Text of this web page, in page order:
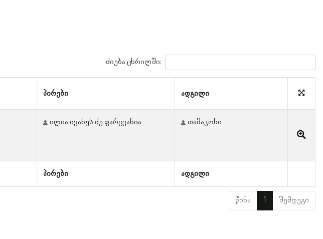
ძიება ცხრილში:
პირები ადგილი
პირები ადგილი
ილია ივანეს ძე ფარცვანია თამაკონი
წინა 1 შემდეგი